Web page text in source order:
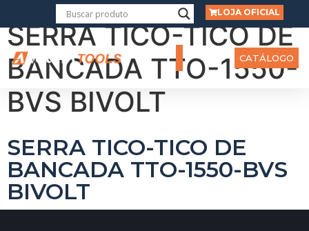
LOJA OFICIAL
CATÁLOGO
SERRA TICO-TICO DE
BANCADA TTO-1550-
BVS BIVOLT
SERRA TICO-TICO DE
BANCADA TTO-1550-BVS
BIVOLT